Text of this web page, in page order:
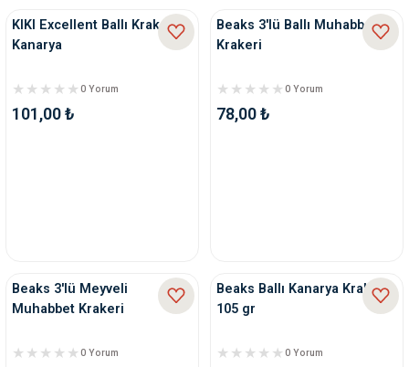
KIKI Excellent Ballı Kraker
Kanarya
0 Yorum
101,00 ₺
Beaks 3'lü Ballı Muhabbet
Krakeri
0 Yorum
78,00 ₺
Beaks 3'lü Meyveli
Muhabbet Krakeri
0 Yorum
Beaks Ballı Kanarya Krakeri
105 gr
0 Yorum